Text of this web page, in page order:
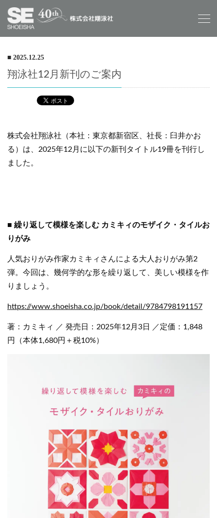
■ 2025.12.25
翔泳社12月新刊のご案内
株式会社翔泳社（本社：東京都新宿区、社長：臼井かお
る）は、2025年12月に以下の新刊タイトル19冊を刊行し
ました。
■ 繰り返して模様を楽しむ カミキィのモザイク・タイルお
りがみ
人気おりがみ作家カミキィさんによる大人おりがみ第2
弾。今回は、幾何学的な形を繰り返して、美しい模様を作
りましょう。
https://www.shoeisha.co.jp/book/detail/9784798191157
著：カミキィ ／ 発売日：2025年12月3日 ／定価：1,848
円（本体1,680円＋税10%）